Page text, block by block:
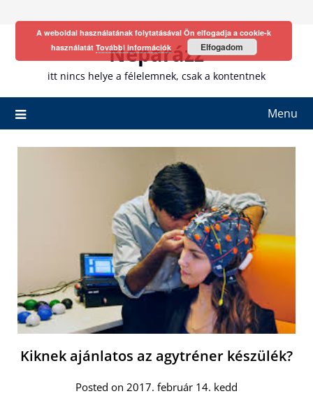
Neparázz
itt nincs helye a félelemnek, csak a kontentnek
Menu
Kiknek ajánlatos az agytréner készülék?
Posted on 2017. február 14. kedd
A weboldal használatának folytatásával Ön elfogadja a cookie-k
használatát További információk Elfogadom